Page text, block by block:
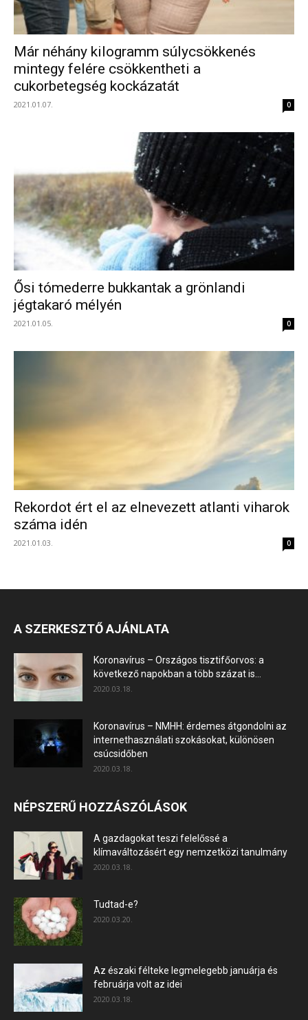
Már néhány kilogramm súlycsökkenés
mintegy felére csökkentheti a
cukorbetegség kockázatát
2021.01.07. 0
Ősi tómederre bukkantak a grönlandi
jégtakaró mélyén
2021.01.05. 0
Rekordot ért el az elnevezett atlanti viharok
száma idén
2021.01.03. 0
A SZERKESZTŐ AJÁNLATA
Koronavírus – Országos tisztifőorvos: a
következő napokban a több százat is...
2020.03.18.
Koronavírus – NMHH: érdemes átgondolni az
internethasználati szokásokat, különösen
csúcsidőben
2020.03.18.
NÉPSZERŰ HOZZÁSZÓLÁSOK
A gazdagokat teszi felelőssé a
klímaváltozásért egy nemzetközi tanulmány
2020.03.18.
Tudtad-e?
2020.03.20.
Az északi félteke legmelegebb januárja és
februárja volt az idei
2020.03.18.